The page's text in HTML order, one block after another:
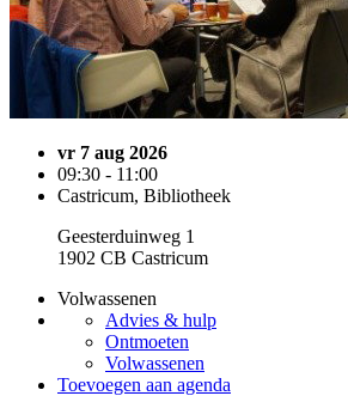
vr 7 aug 2026
09:30 - 11:00
Castricum, Bibliotheek
Geesterduinweg 1
1902 CB Castricum
Volwassenen
Advies & hulp
Ontmoeten
Volwassenen
Toevoegen aan agenda